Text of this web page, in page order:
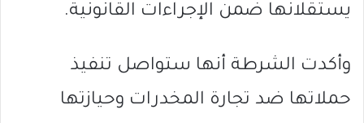
يستقلانها ضمن الإجراءات القانونية.
وأكدت الشرطة أنها ستواصل تنفيذ
حملاتها ضد تجارة المخدرات وحيازتها